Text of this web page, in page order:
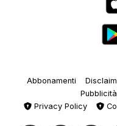
Abbonamenti
Pubblicità
Privacy Policy